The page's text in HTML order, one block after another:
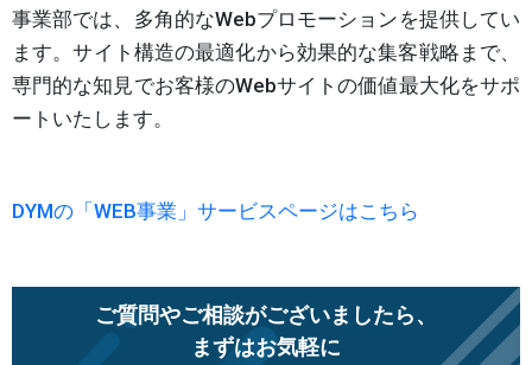
事業部では、多角的なWebプロモーションを提供してい
ます。サイト構造の最適化から効果的な集客戦略まで、
専門的な知見でお客様のWebサイトの価値最大化をサポ
ートいたします。
DYMの「WEB事業」サービスページはこちら
ご質問やご相談がございましたら、
まずはお気軽に